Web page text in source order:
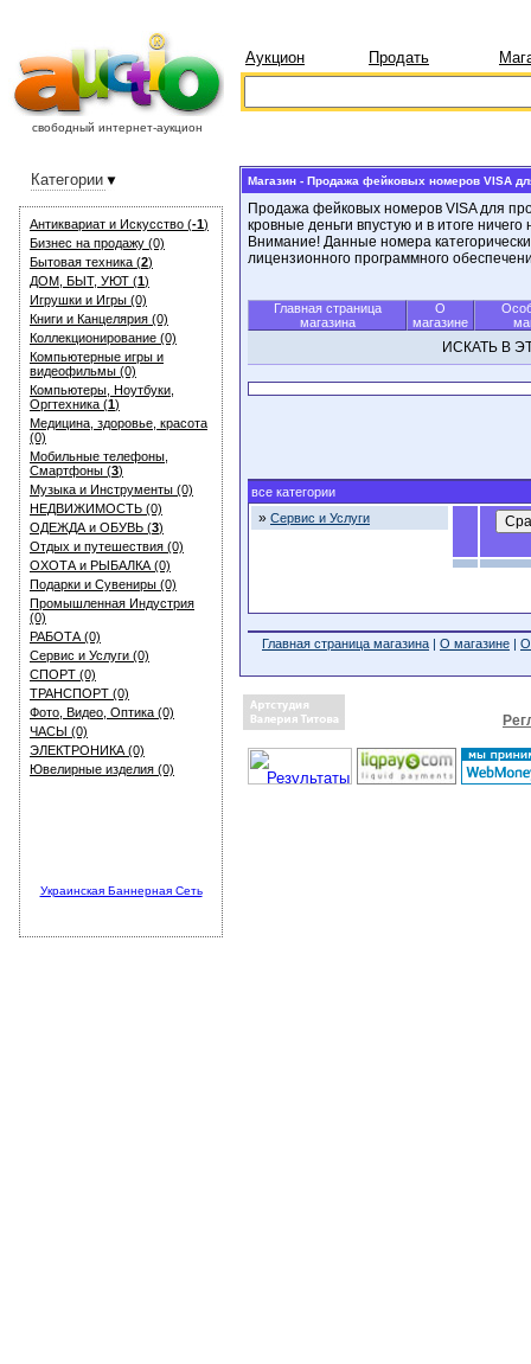
свободный интернет-аукцион
Аукцион Продать
Антиквариат и Искуcство (-1)
Бизнес на продажу (0)
Бытовая техника (2)
ДОМ, БЫТ, УЮТ (1)
Игрушки и Игры (0)
Книги и Канцелярия (0)
Коллекционирование (0)
Компьютерные игры и
видеофильмы (0)
Компьютеры, Ноутбуки,
Оргтехника (1)
Медицина, здоровье, красота
(0)
Мобильные телефоны,
Смартфоны (3)
Музыка и Инструменты (0)
НЕДВИЖИМОСТЬ (0)
ОДЕЖДА и ОБУВЬ (3)
Отдых и путешествия (0)
ОХОТА и РЫБАЛКА (0)
Подарки и Сувениры (0)
Промышленная Индустрия
(0)
РАБОТА (0)
Сервис и Услуги (0)
СПОРТ (0)
ТРАНСПОРТ (0)
Фото, Видео, Оптика (0)
ЧАСЫ (0)
ЭЛЕКТРОНИКА (0)
Ювелирные изделия (0)
Украинская Баннерная Сеть
Категории Магазин - Продажа фейковых номеров VISA
Продажа фейковых номеров VISA для
кровные деньги впустую и в итоге
Внимание! Данные номера
лицензионного программного
Главная страница
магазина
О
магазине
ИСКАТЬ В
все категории
» Сервис и Услуги
Главная страница магазина | О магазине |